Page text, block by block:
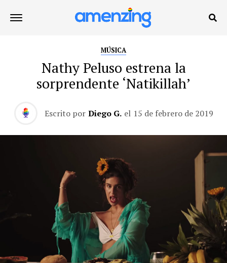
MÚSICA
Nathy Peluso estrena la
sorprendente ‘Natikillah’
Escrito por Diego G. el 15 de febrero de 2019